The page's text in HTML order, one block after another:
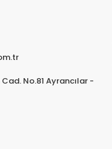
No.81 Ayrancılar -